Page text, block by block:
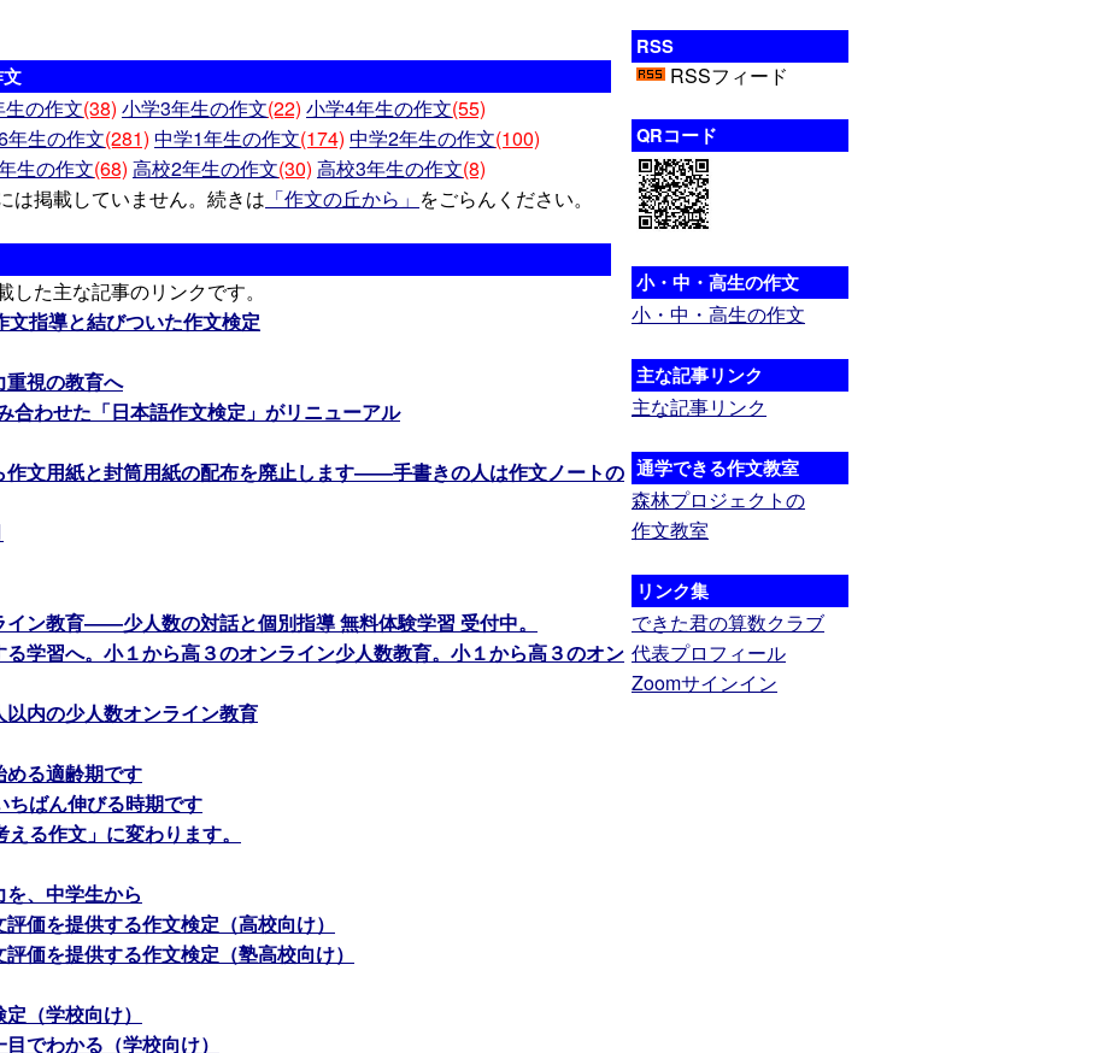
RSS
RSSフィード
QRコード
小・中・高生の作文
小・中・高生の作文
主な記事リンク
主な記事リンク
通学できる作文教室
森林プロジェクトの
作文教室
リンク集
できた君の算数クラブ
代表プロフィール
Zoomサインイン
の作文(38) 小学3年生の作文(22) 小学4年生の作文(55)
年生の作文(281) 中学1年生の作文(174) 中学2年生の作文(100)
生の作文(68) 高校2年生の作文(30) 高校3年生の作文(8)
は掲載していません。続きは 「作文の丘から」 をごらんください。
た主な記事のリンクです。
指導と結びついた作文検定
視の教育へ
合わせた「日本語作文検定」がリニューアル
作文用紙と封筒用紙の配布を廃止します――手書きの人は作文ノートの
ン教育――少人数の対話と個別指導 無料体験学習 受付中。
学習へ。小１から高３のオンライン少人数教育。小１から高３のオン
内の少人数オンライン教育
る適齢期です
ちばん伸びる時期です
る作文」に変わります。
、中学生から
価を提供する作文検定（高校向け）
価を提供する作文検定（塾高校向け）
（学校向け）
でわかる（学校向け）